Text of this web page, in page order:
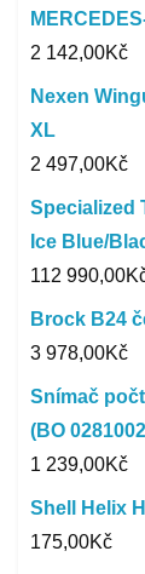
2 142,00Kč
Nexen
XL
2 497,00Kč
Specialized
Ice Blue/
112 990,00
Brock B24
3 978,00Kč
Snímač
(BO
1 239,00Kč
Shell Helix
175,00Kč